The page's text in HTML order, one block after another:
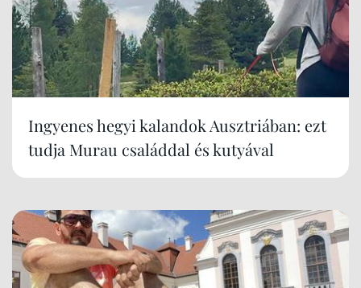
Ingyenes hegyi kalandok Ausztriában: ezt
tudja Murau családdal és kutyával